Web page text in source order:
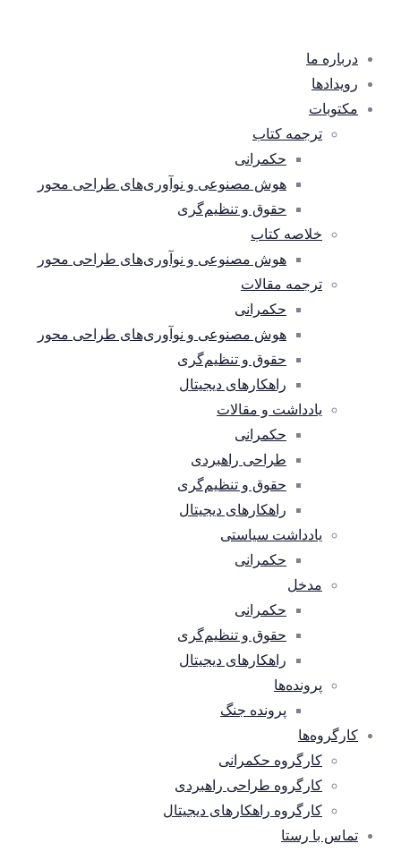
درباره ما
رویدادها
مکتوبات
ترجمه کتاب
حکمرانی
هوش مصنوعی و نوآوری‌های طراحی محور
حقوق و تنظیم‌گری
خلاصه کتاب
هوش مصنوعی و نوآوری‌های طراحی محور
ترجمه مقالات
حکمرانی
هوش مصنوعی و نوآوری‌های طراحی محور
حقوق و تنظیم‌گری
راهکارهای دیجیتال
یادداشت و مقالات
حکمرانی
طراحی راهبردی
حقوق و تنظیم‌گری
راهکارهای دیجیتال
یادداشت سیاستی
حکمرانی
مدخل
حکمرانی
حقوق و تنظیم‌گری
راهکارهای دیجیتال
پرونده‌ها
پرونده جنگ
کارگروه‌ها
کارگروه حکمرانی
کارگروه طراحی راهبردی
کارگروه راهکارهای دیجیتال
تماس با رستا